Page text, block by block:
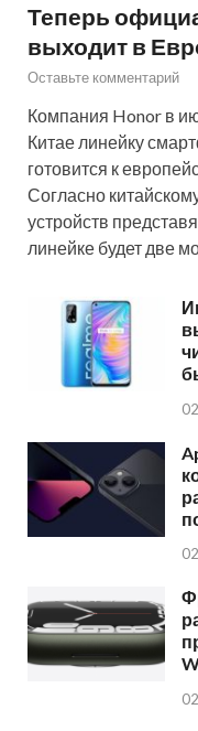
Теперь
выходит в
Оставьте комментарий
Компания Honor в
Китае линейку
готовится к
Согласно
устройств
линейке будет две